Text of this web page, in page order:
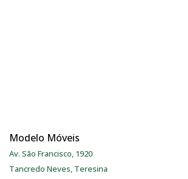
Modelo Móveis
Av. São Francisco, 1920
Tancredo Neves, Teresina